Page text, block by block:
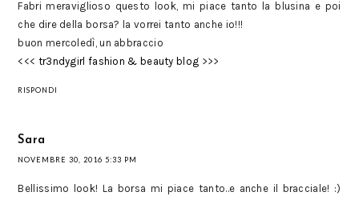
Fabri meraviglioso questo look, mi piace tanto la blusina e poi
che dire della borsa? la vorrei tanto anche io!!!
buon mercoledì, un abbraccio
<<< tr3ndygirl fashion & beauty blog >>>
RISPONDI
Sara
NOVEMBRE 30, 2016 5:33 PM
Bellissimo look! La borsa mi piace tanto..e anche il bracciale! :)